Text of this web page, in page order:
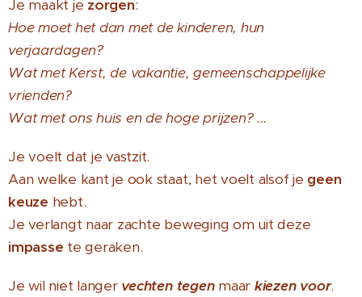
Je maakt je zorgen:
Hoe moet het dan met de kinderen, hun
verjaardagen?
Wat met Kerst, de vakantie, gemeenschappelijke
vrienden?
Wat met ons huis en de hoge prijzen? ...
Je voelt dat je vastzit.
Aan welke kant je ook staat, het voelt alsof je geen
keuze hebt.
Je verlangt naar zachte beweging om uit deze
impasse te geraken.
Je wil niet langer vechten tegenmaar kiezen voor.